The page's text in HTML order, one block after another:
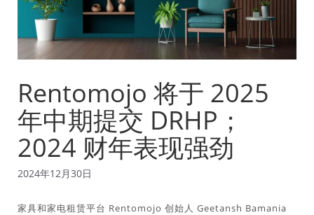
Rentomojo 将于 2025
年中期提交 DRHP；
2024 财年表现强劲
2024年12月30日
家具和家电租赁平台 Rentomojo 创始人 Geetansh Bamania